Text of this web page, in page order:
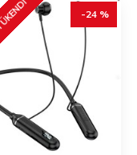
-24 %